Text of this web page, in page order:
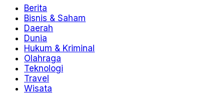
Berita
Bisnis & Saham
Daerah
Dunia
Hukum & Kriminal
Olahraga
Teknologi
Travel
Wisata